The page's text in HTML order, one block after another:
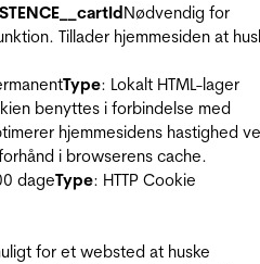
Nødvendig for
Tillader hjemmesiden at
Type: Lokalt HTML-lager
benyttes i forbindelse med
hjemmesidens hastighed
i browserens cache.
dageType: HTTP Cookie
for et websted at huske